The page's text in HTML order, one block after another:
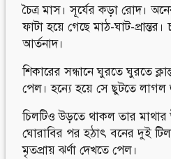
চৈত্র মাস। সূর্যের কড়া রোদ।
ফাটা হয়ে গেছে মাঠ-ঘাট-
আর্তনাদ।
শিকারের সন্ধানে ঘুরতে ঘুরতে
পেল। হন্যে হয়ে সে ছুটতে
চিলটিও উড়তে থাকল তার
ঘোরাবির পর হঠাৎ বনের দুই
মৃতপ্রায় ঝর্ণা দেখতে পেল।